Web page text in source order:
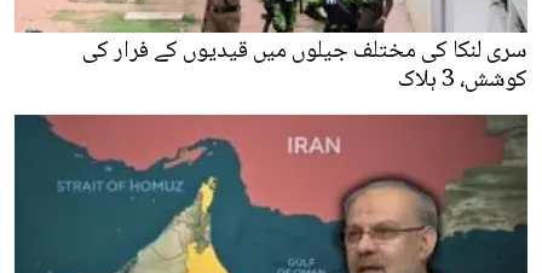
سری لنکا کی مختلف جیلوں میں قیدیوں کے فرار کی
کوشش، 3 ہلاک